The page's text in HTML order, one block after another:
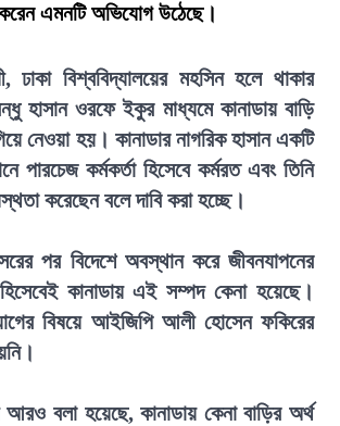
এমনটি অভিযোগ উঠেছে।
ঢাকা বিশ্ববিদ্যালয়ের মহসিন হলে থাকার
হাসান ওরফে ইকুর মাধ্যমে কানাডায় বাড়ি
নেওয়া হয়। কানাডার নাগরিক হাসান একটি
পারচেজ কর্মকর্তা হিসেবে কর্মরত এবং তিনি
করেছেন বলে দাবি করা হচ্ছে।
পর বিদেশে অবস্থান করে জীবনযাপনের
কানাডায় এই সম্পদ কেনা হয়েছে।
বিষয়ে আইজিপি আলী হোসেন ফকিরের
বলা হয়েছে, কানাডায় কেনা বাড়ির অর্থ